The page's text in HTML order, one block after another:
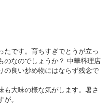
たです。育ちすぎでとうが立っ
のなのでしょうか？ 中華料理店
の良い炒め物にはならず残念で
も大味の様な気がします。暑さ
。